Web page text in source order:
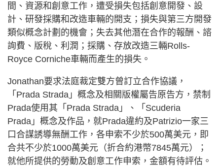
間、資源和創意工作，遭受損失包括創意開發、設
計、研發採購和改造車輛的開支；損失與第三方開發
類似概念計劃的機會；失去其他潛在合作的報酬、諮
詢費、版稅、利潤；採購、存放改造三輛Rolls-
Royce Corniche車輛而產生的損失。
Jonathan要求法庭裁定雙方曾訂立合作協議，
「Prada Strada」概念及相關版權屬告原告方，禁制
Prada使用其「Prada Strada」、「Scuderia
Prada」概念及作品，就Prada違約及Patrizio一家三
口合謀誘導無酬工作，各申索不少於500萬美元，即
合共不少於1000萬美元（折合約港幣7845萬元）；
就他所提供的勞動及創意工作申索，金額有待評估。